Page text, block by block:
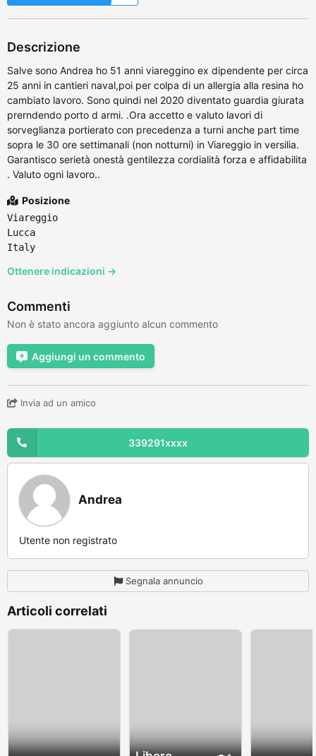
Descrizione
Salve sono Andrea ho 51 anni viareggino ex dipendente per circa
25 anni in cantieri naval,poi per colpa di un allergia alla resina ho
cambiato lavoro. Sono quindi nel 2020 diventato guardia giurata
prerndendo porto d armi. .Ora accetto e valuto lavori di
sorveglianza portierato con precedenza a turni anche part time
sopra le 30 ore settimanali (non notturni) in Viareggio in versilia.
Garantisco serietà onestà gentilezza cordialità forza e affidabilita
. Valuto ogni lavoro..
Posizione
Viareggio
Lucca
Italy
Ottenere indicazioni →
Commenti
Non è stato ancora aggiunto alcun commento
Aggiungi un commento
Invia ad un amico
339291xxxx
Andrea
Utente non registrato
Segnala annuncio
Articoli correlati